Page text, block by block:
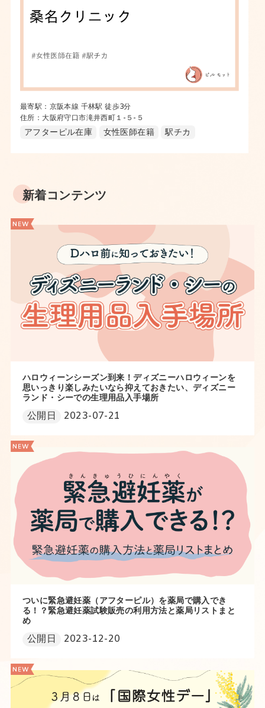
最寄駅：京阪本線 千林駅 徒歩3分
住所：大阪府守口市滝井西町１-５-５
アフターピル在庫 女性医師在籍 駅チカ
新着コンテンツ
ハロウィーンシーズン到来！ディズニーハロウィーンを
思いっきり楽しみたいなら抑えておきたい、ディズニー
ランド・シーでの生理用品入手場所
公開日 2023-07-21
ついに緊急避妊薬（アフターピル）を薬局で購入でき
る！？緊急避妊薬試験販売の利用方法と薬局リストまと
め
公開日 2023-12-20